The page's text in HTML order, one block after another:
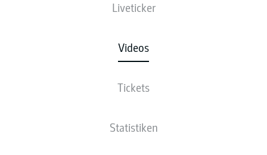
Liveticker
Videos
Tickets
Statistiken